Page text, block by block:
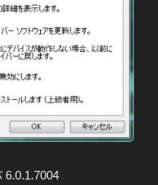
6.0.1.7004